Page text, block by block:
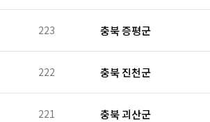
223 충북 증평군
222 충북 진천군
221 충북 괴산군